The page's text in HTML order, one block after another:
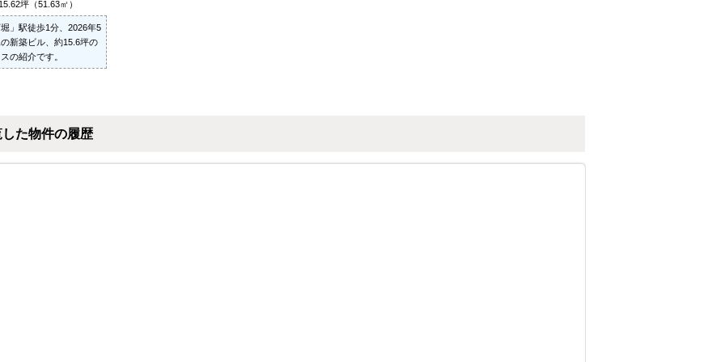
15.62坪（51.63㎡）
堀」駅徒歩1分、2026年5
の新築ビル、約15.6坪の
の紹介です。
した物件の履歴